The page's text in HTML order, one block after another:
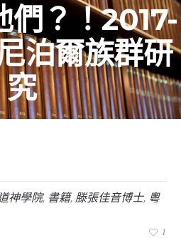
們？！2017-
泊爾族群研
究
神學院, 書籍,滕張佳音博士, 粵
1